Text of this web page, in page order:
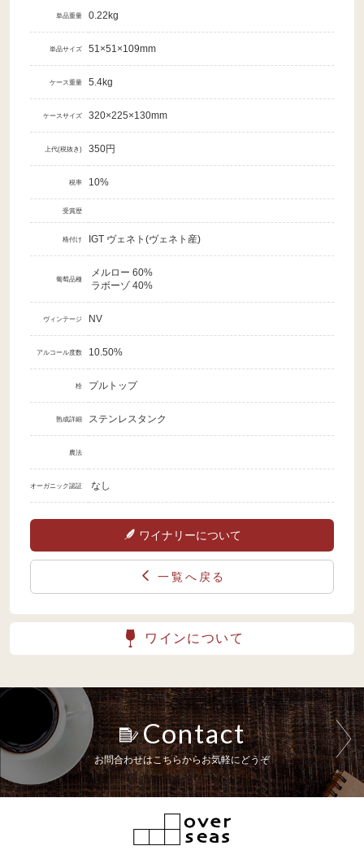
単品重量 0.22kg
単品サイズ 51×51×109mm
ケース重量 5.4kg
ケースサイズ 320×225×130mm
上代(税抜き) 350円
税率 10%
受賞歴
格付け IGT ヴェネト(ヴェネト産)
葡萄品種
メルロー 60%
ラボーゾ 40%
ヴィンテージ NV
アルコール度数 10.50%
栓 プルトップ
熟成詳細 ステンレスタンク
農法
オーガニック認証 なし
ワイナリーについて
一覧へ戻る
ワインについて
Contact
お問合わせはこちらからお気軽にどうぞ